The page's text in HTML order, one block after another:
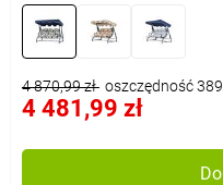
4 870,99 zł oszczędność
4 481,99 zł